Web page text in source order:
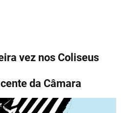
vez nos Coliseus
da Câmara